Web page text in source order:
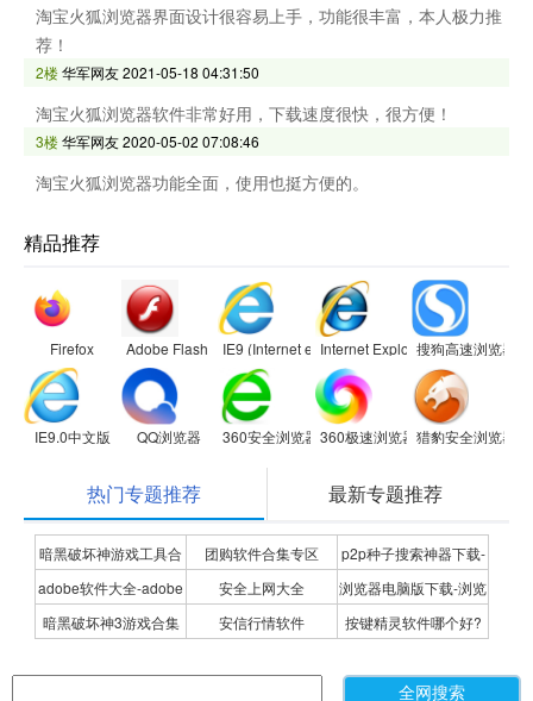
淘宝火狐浏览器界面设计很容易上手，功能很丰富，本人极力推
荐！
2楼华军网友2021-05-18 04:31:50
淘宝火狐浏览器软件非常好用，下载速度很快，很方便！
3楼华军网友2020-05-02 07:08:46
淘宝火狐浏览器功能全面，使用也挺方便的。
精品推荐
Firefox Adobe Flash PlayerIE9 (Internet explorer 9)Internet Explorer 8搜狗高速浏览器
IE9.0中文版 QQ浏览器 360安全浏览器 360极速浏览器 猎豹安全浏览器
热门专题推荐 最新专题推荐
暗黑破坏神游戏工具合
集
团购软件合集专区
p2p种子搜索神器下载-
P2P种子搜索神器专题
adobe软件大全-adobe
全系列软件下载-adobe
安全上网大全
浏览器电脑版下载-浏览
器下载合集
暗黑破坏神3游戏合集 安信行情软件
按键精灵软件哪个好?